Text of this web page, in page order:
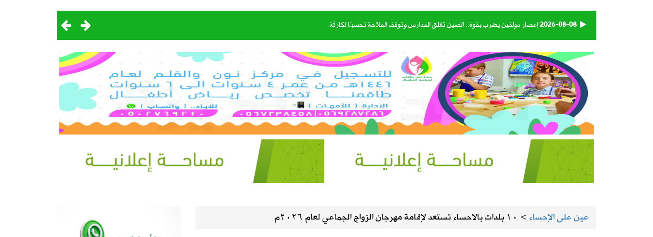
2026-08-08إعصار دولفين يضرب بقوة.. الصين تغلق المدارس وتوقف الملاحة تحسبًا لكارثة
2026-08-08الهيئة العامة للنقل تعتمد اللائحة التنفيذية لنقل البضائع بالدراجات الآلية
2026-08-0893 متبرعاً في اليوم الأول.. «بدمي أفديك 28» تواصل استقبال المتبرعين بالدم في المنيزلة
2026-08-08 «إكس» تطلق برنامجًا جديدًا لمكافأة المحتوى الأصلي وتنهي «مشاركة الأرباح» في سبتمبر
2026-08-07المملكة وتركيا وباكستان توقع اتفاقية مكة للدفاع المشترك
2026-08-07 حساب المواطن يوضح: العمالة المنزلية ليست من التابعين
عين على الإحساء> ١٠ بلدات بالاحساء تستعد لإقامة مهرجان الزواج الجماعي لعام ٢٠٢٦م